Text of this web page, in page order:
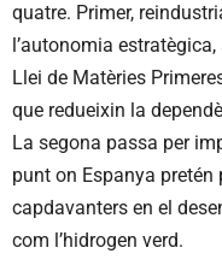
quatre. Primer,
l’autonomia
Llei de Matèries
que redueixin la
La segona passa per
punt on Espanya
capdavanters en el
com l’hidrogen verd.